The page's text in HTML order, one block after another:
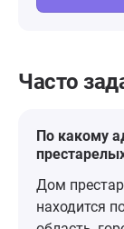
Часто
По какому
Дом
находится